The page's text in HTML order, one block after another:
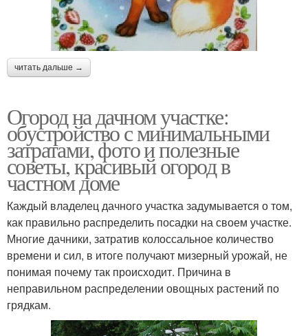
читать дальше →
Огород на дачном участке:
обустройство с минимальными
затратами, фото и полезные
советы, красивый огород в
частном доме
Каждый владелец дачного участка задумывается о том,
как правильно распределить посадки на своем участке.
Многие дачники, затратив колоссальное количество
времени и сил, в итоге получают мизерный урожай, не
понимая почему так происходит. Причина в
неправильном распределении овощных растений по
грядкам.